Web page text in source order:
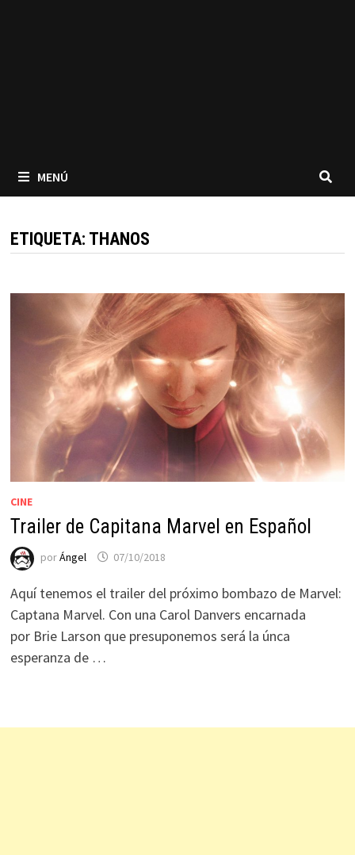
MENÚ
ETIQUETA: THANOS
CINE
Trailer de Capitana Marvel en Español
porÁngel 07/10/2018
Aquí tenemos el trailer del próximo bombazo de Marvel:
Captana Marvel. Con una Carol Danvers encarnada
por Brie Larson que presuponemos será la únca
esperanza de …